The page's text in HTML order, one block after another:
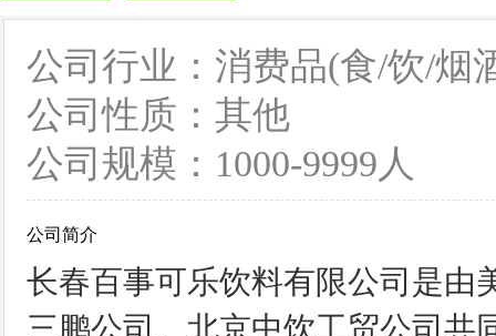
公司行业：消费品(食/饮/烟
公司性质：其他
公司规模：1000-9999人
公司简介
长春百事可乐饮料有限公司是由
三鹏公司、北京中饮工贸公司共